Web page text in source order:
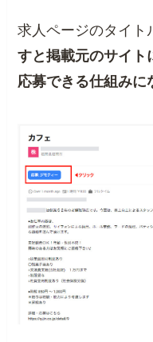
求人ページのタイト
すと掲載元のサイト
応募できる仕組みに